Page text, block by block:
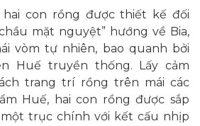
hai con rồng được thiết kế đối
mặt nguyệt” hướng về Bia,
vòm tự nhiên, bao quanh bởi
Huế truyền thống. Lấy cảm
trang trí rồng trên mái các
Huế, hai con rồng được sắp
trục chính với kết cấu nhịp